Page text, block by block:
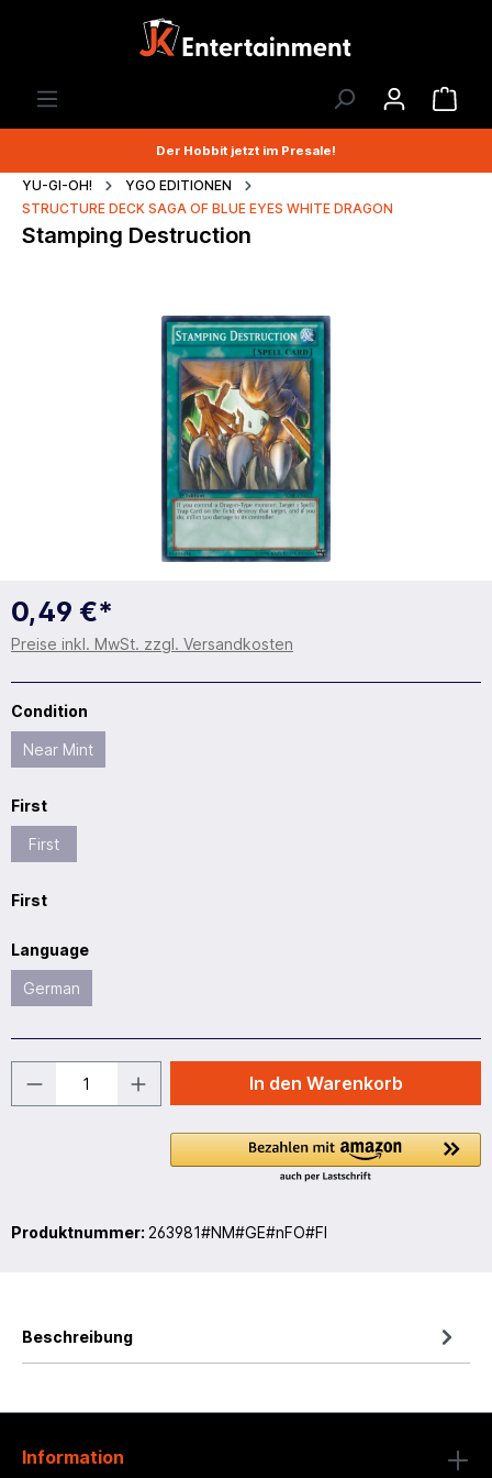
Der Hobbit jetzt im Presale!
YU-GI-OH!
YGO EDITIONEN
STRUCTURE DECK SAGA OF BLUE EYES WHITE DRAGON
Stamping Destruction
0,49 €*
Preise inkl. MwSt. zzgl. Versandkosten
Condition
Near Mint
First
First
First
Language
German
In den Warenkorb
Produktnummer: 263981#NM#GE#nFO#FI
Beschreibung
Information